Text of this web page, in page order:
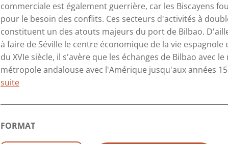
commerciale est également guerrière, car les Biscayens
pour le besoin des conflits. Ces secteurs d'activités à
constituent un des atouts majeurs du port de Bilbao.
à faire de Séville le centre économique de la vie
du XVIe siècle, il s'avère que les échanges de Bilbao avec
métropole andalouse avec l'Amérique jusqu'aux années
suite
FORMAT